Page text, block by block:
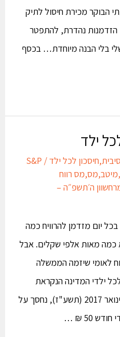
הבוקר מכירת חיסול לתיק
נהדרת, להתפטר
בלי הבנה מיוחדת… בכסף
ילד
,חיסכון לכל ילד/
S&P
,מס,מס רווח
ה׳תשפ״ה –
יום מזדמן להרוויח כמה
מאות אלפי שקלים. אבל
לאומי שיזמה הממשלה
ילדי המדינה הנקראת
"חיסכון לכל ילד". כך החל מינואר 2017 (תשע"ז), נחסך על
50 ₪ …